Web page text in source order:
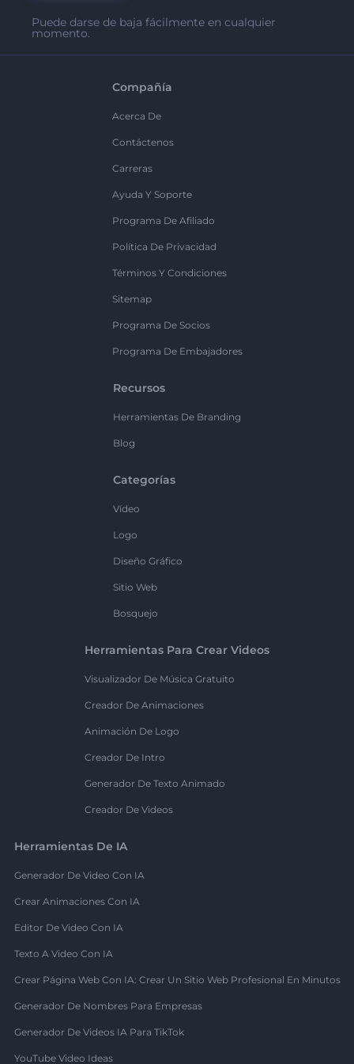
Puede darse de baja fácilmente en cualquier
momento.
Compañía
Acerca De
Contáctenos
Carreras
Ayuda Y Soporte
Programa De Afiliado
Política De Privacidad
Términos Y Condiciones
Sitemap
Programa De Socios
Programa De Embajadores
Recursos
Herramientas De Branding
Blog
Categorías
Vídeo
Logo
Diseño Gráfico
Sitio Web
Bosquejo
Herramientas Para Crear Videos
Visualizador De Música Gratuito
Creador De Animaciones
Animación De Logo
Creador De Intro
Generador De Texto Animado
Creador De Videos
Herramientas De IA
Generador De Video Con IA
Crear Animaciones Con IA
Editor De Video Con IA
Texto A Video Con IA
Crear Página Web Con IA: Crear Un Sitio Web Profesional En Minutos
Generador De Nombres Para Empresas
Generador De Videos IA Para TikTok
YouTube Video Ideas